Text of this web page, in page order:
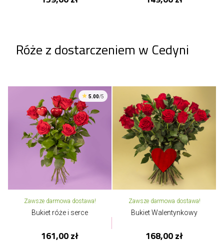
Róże z dostarczeniem w Cedyni
5.00/5
Zawsze darmowa dostawa!
Bukiet róże i serce
161,00 zł
Zawsze darmowa dostawa!
Bukiet Walentynkowy
168,00 zł